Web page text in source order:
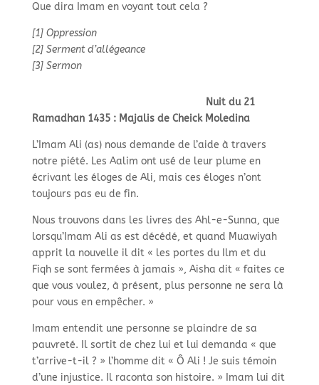
Que dira Imam en voyant tout cela ?
[1] Oppression
[2] Serment d’allégeance
[3] Sermon
Nuit du 21
Ramadhan 1435 : Majalis de Cheick Moledina
L’Imam Ali (as) nous demande de l’aide à travers
notre piété. Les Aalim ont usé de leur plume en
écrivant les éloges de Ali, mais ces éloges n’ont
toujours pas eu de fin.
Nous trouvons dans les livres des Ahl-e-Sunna, que
lorsqu’Imam Ali as est décédé, et quand Muawiyah
apprit la nouvelle il dit « les portes du Ilm et du
Fiqh se sont fermées à jamais », Aisha dit « faites ce
que vous voulez, à présent, plus personne ne sera là
pour vous en empêcher. »
Imam entendit une personne se plaindre de sa
pauvreté. Il sortit de chez lui et lui demanda « que
t’arrive-t-il ? » l’homme dit « Ô Ali ! Je suis témoin
d’une injustice. Il raconta son histoire. » Imam lui dit